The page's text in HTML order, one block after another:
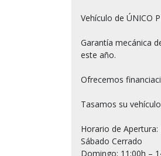
Vehículo de ÚNICO
Garantía mecánica
este año.
Ofrecemos
Tasamos su
Horario de Apertura:
Sábado Cerrado
Domingo: 11:00h –